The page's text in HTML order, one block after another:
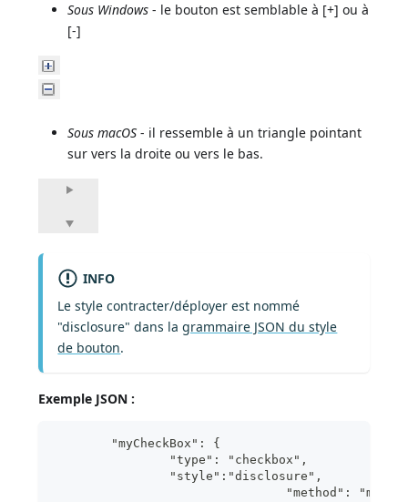
Sous Windows - le bouton est semblable à [+] ou à
[-]
Sous macOS - il ressemble à un triangle pointant
sur vers la droite ou vers le bas.
INFO
Le style contracter/déployer est nommé
"disclosure" dans lagrammaire JSON du style
de bouton.
Exemple JSON :
	"myCheckBox": {
                "style":"disclosure",
"method":